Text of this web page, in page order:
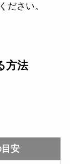
ださい。
方法
安